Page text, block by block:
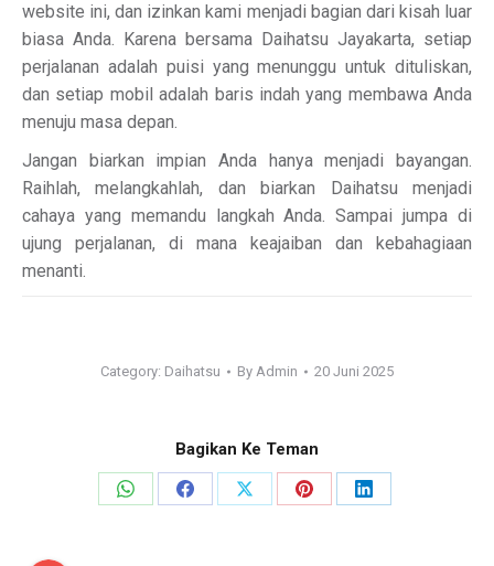
website ini, dan izinkan kami menjadi bagian dari kisah luar
biasa Anda. Karena bersama Daihatsu Jayakarta, setiap
perjalanan adalah puisi yang menunggu untuk dituliskan,
dan setiap mobil adalah baris indah yang membawa Anda
menuju masa depan.
Jangan biarkan impian Anda hanya menjadi bayangan.
Raihlah, melangkahlah, dan biarkan Daihatsu menjadi
cahaya yang memandu langkah Anda. Sampai jumpa di
ujung perjalanan, di mana keajaiban dan kebahagiaan
menanti.
Category: Daihatsu By Admin 20 Juni 2025
Bagikan Ke Teman
Share
Share
Share
Share
Share